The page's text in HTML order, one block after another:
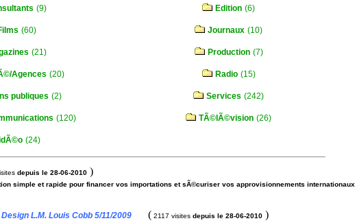
(9) Edition (6)
(60) Journaux (10)
(21) Production (7)
Agences (20) Radio (15)
publiques (2) Services (242)
(120) TÃ©lÃ©vision (26)
(24)
depuis le 28-06-2010 )
simple et rapide pour financer vos importations et sÃ©curiser vos approvisionnements internationaux.
L.M. Louis Cobb 5/11/2009 ( 2117 visites depuis le 28-06-2010 )